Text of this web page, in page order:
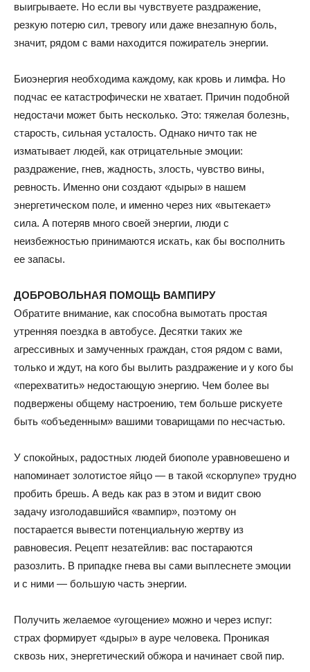
выигрываете. Но если вы чувствуете раздражение,
резкую потерю сил, тревогу или даже внезапную боль,
значит, рядом с вами находится пожиратель энергии.
Биоэнергия необходима каждому, как кровь и лимфа. Но
подчас ее катастрофически не хватает. Причин подобной
недостачи может быть несколько. Это: тяжелая болезнь,
старость, сильная усталость. Однако ничто так не
изматывает людей, как отрицательные эмоции:
раздражение, гнев, жадность, злость, чувство вины,
ревность. Именно они создают «дыры» в нашем
энергетическом поле, и именно через них «вытекает»
сила. А потеряв много своей энергии, люди с
неизбежностью принимаются искать, как бы восполнить
ее запасы.
ДОБРОВОЛЬНАЯ ПОМОЩЬ ВАМПИРУ
Обратите внимание, как способна вымотать простая
утренняя поездка в автобусе. Десятки таких же
агрессивных и замученных граждан, стоя рядом с вами,
только и ждут, на кого бы вылить раздражение и у кого бы
«перехватить» недостающую энергию. Чем более вы
подвержены общему настроению, тем больше рискуете
быть «объеденным» вашими товарищами по несчастью.
У спокойных, радостных людей биополе уравновешено и
напоминает золотистое яйцо — в такой «скорлупе» трудно
пробить брешь. А ведь как раз в этом и видит свою
задачу изголодавшийся «вампир», поэтому он
постарается вывести потенциальную жертву из
равновесия. Рецепт незатейлив: вас постараются
разозлить. В припадке гнева вы сами выплеснете эмоции
и с ними — большую часть энергии.
Получить желаемое «угощение» можно и через испуг:
страх формирует «дыры» в ауре человека. Проникая
сквозь них, энергетический обжора и начинает свой пир.